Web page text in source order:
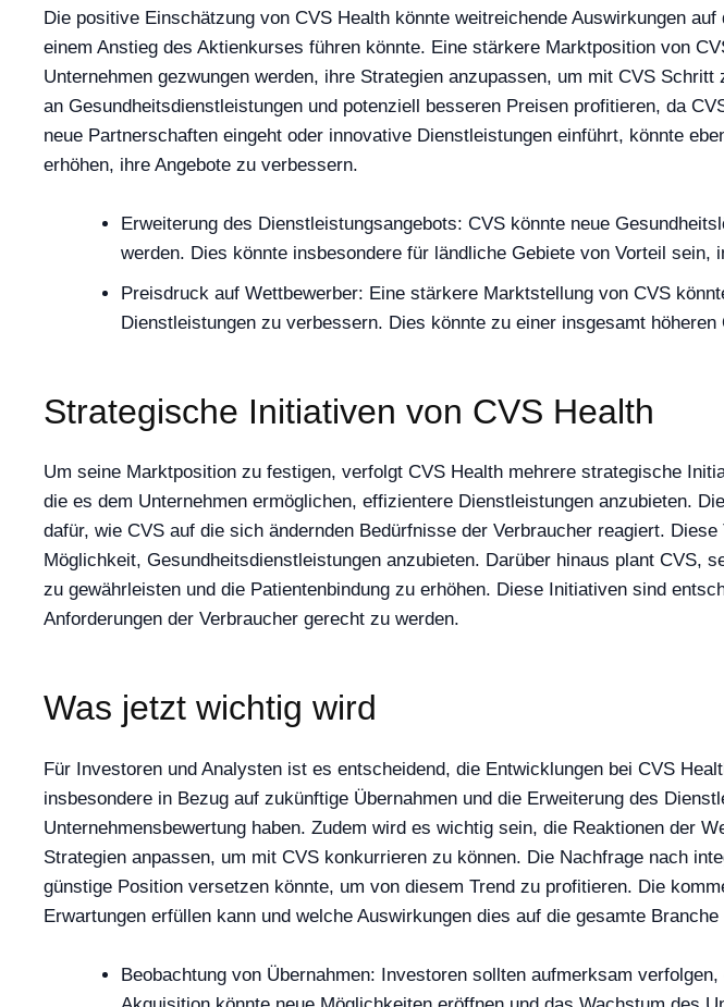
Die positive Einschätzung von CVS Health könnte weitreichende Auswirkungen
einem Anstieg des Aktienkurses führen könnte. Eine stärkere Marktposition von
Unternehmen gezwungen werden, ihre Strategien anzupassen, um mit CVS
an Gesundheitsdienstleistungen und potenziell besseren Preisen profitieren, da
neue Partnerschaften eingeht oder innovative Dienstleistungen einführt, könnte
erhöhen, ihre Angebote zu verbessern.
Erweiterung des Dienstleistungsangebots: CVS könnte neue
werden. Dies könnte insbesondere für ländliche Gebiete von Vorteil
Preisdruck auf Wettbewerber: Eine stärkere Marktstellung von CVS
Dienstleistungen zu verbessern. Dies könnte zu einer insgesamt
Strategische Initiativen von CVS Health
Um seine Marktposition zu festigen, verfolgt CVS Health mehrere strategische
die es dem Unternehmen ermöglichen, effizientere Dienstleistungen anzubieten.
dafür, wie CVS auf die sich ändernden Bedürfnisse der Verbraucher reagiert.
Möglichkeit, Gesundheitsdienstleistungen anzubieten. Darüber hinaus plant CVS,
zu gewährleisten und die Patientenbindung zu erhöhen. Diese Initiativen sind
Anforderungen der Verbraucher gerecht zu werden.
Was jetzt wichtig wird
Für Investoren und Analysten ist es entscheidend, die Entwicklungen bei CVS
insbesondere in Bezug auf zukünftige Übernahmen und die Erweiterung des
Unternehmensbewertung haben. Zudem wird es wichtig sein, die Reaktionen der
Strategien anpassen, um mit CVS konkurrieren zu können. Die Nachfrage nach
günstige Position versetzen könnte, um von diesem Trend zu profitieren. Die
Erwartungen erfüllen kann und welche Auswirkungen dies auf die gesamte Branche
Beobachtung von Übernahmen: Investoren sollten aufmerksam